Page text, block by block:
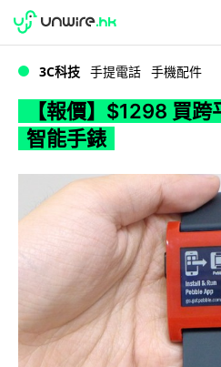
WWDC 2026
3C科技 手提電話 手機配件
【報價】$1298 買
智能手錶